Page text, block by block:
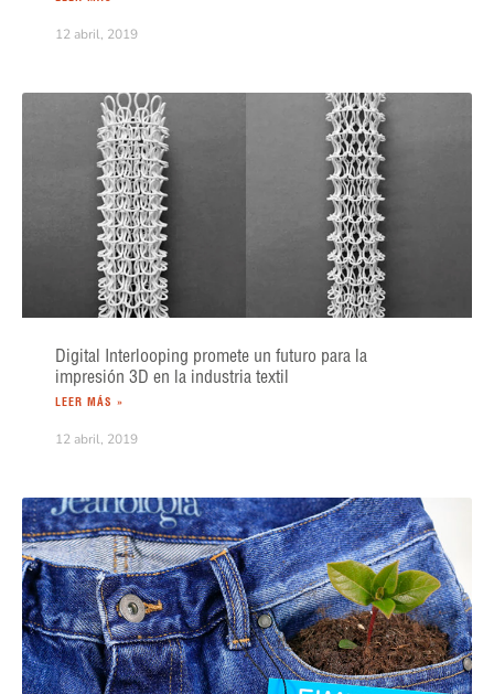
12 abril, 2019
Digital Interlooping promete un futuro para la
impresión 3D en la industria textil
LEER MÁS »
12 abril, 2019